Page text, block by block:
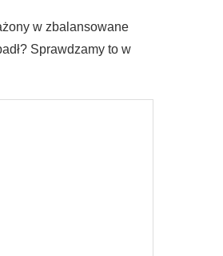
w zbalansowane
Sprawdzamy to w